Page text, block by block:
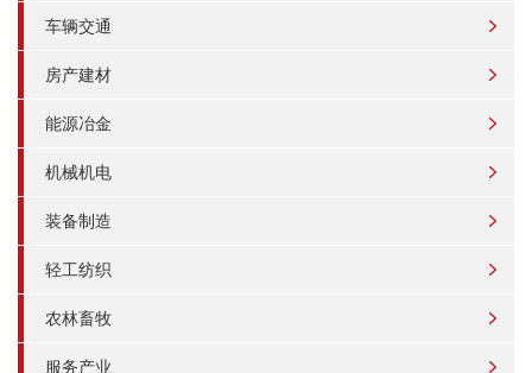
车辆交通
房产建材
能源冶金
机械机电
装备制造
轻工纺织
农林畜牧
服务产业